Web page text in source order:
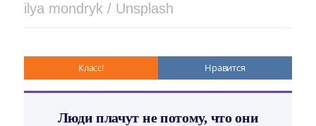
ilya mondryk / Unsplash
Класс! Нравится
Люди плачут не потому, что они